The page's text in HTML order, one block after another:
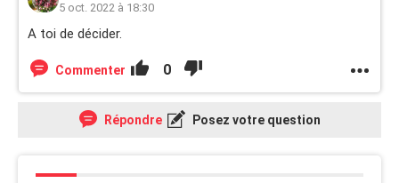
5 oct. 2022 à 18:30
A toi de décider.
Commenter 0
Répondre Posez votre question